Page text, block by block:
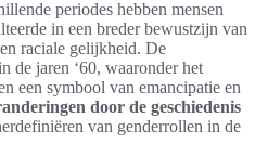
periodes hebben mensen
in een breder bewustzijn van
raciale gelijkheid. De
de jaren ‘60, waaronder het
een symbool van emancipatie en
door de geschiedenis
van genderrollen in de